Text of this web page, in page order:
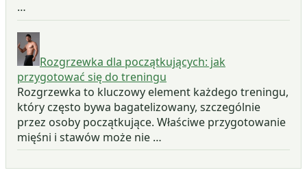
…
Rozgrzewka dla początkujących: jak
przygotować się do treningu
Rozgrzewka to kluczowy element każdego treningu,
który często bywa bagatelizowany, szczególnie
przez osoby początkujące. Właściwe przygotowanie
mięśni i stawów może nie …